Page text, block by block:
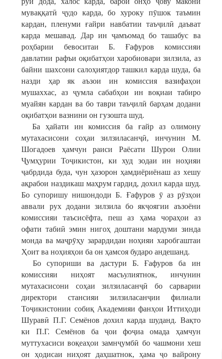
муваққатӣ ҷудо карда, бо хуроку пӯшок таъмин
кардан, пленуми ғайри навбатии таъҷилӣ даъват
карда мешавад. Дар ин ҷамъомад бо ташабус ва
роҳбарии бевоситаи Б. Ғафуров комиссияи
давлатии рафъи оқибатҳои харобиовари зилзила, аз
байни шахсони салоҳиятдор ташкил карда шуда, ба
назди ҳар як аъзои ин комиссия вазифаҳои
мушаххас, аз ҷумла сабабҳои ин воқиаи табиро
муайян кардан ва бо таври таъҷилӣ барҳам додани
оқибатҳои вазнини он гузошта шуд.
Ба ҳайати ин комиссия ба ғайр аз олимону
мутахасисони соҳаи зилзиласанҷӣ, инчунин М.
Шогадоев ҳамчун раиси Раёсати Шурои Олии
Ҷумҳурии Тоҷикистон, ки худ зодаи ин ноҳияи
ҷабрдида буда, чун ҳазорон ҳамдиёриёнаш аз хешу
ақрабои наздикаш маҳрум гардид, дохил карда шуд.
Бо супоришу нишондоди Б. Ғафуров ӯ аз рӯзҳои
аввали рух додани зилзила бо якҷоягии аъзоёни
комиссияи таъсисёфта, пеш аз ҳама чораҳои аз
офати табиӣ эмин нигоҳ доштани мардуми зинда
монда ва маҷрӯҳу зарардидаи ноҳияи харобгаштаи
Ҳоит ва ноҳияҳои ба он ҳамсоя бударо андешанд.
Бо супориши ва дастури Б. Ғафуров ба ин
комиссияи ниҳоят масъулиятнок, инчунин
мутахасисони соҳаи зилзиласанҷӣ бо сарварии
директори стансияи зилзиласанҷии филиали
Тоҷикистонии собиқ Академияи фанҳои Иттиҳоди
Шуравӣ П.Г. Семёнов дохил карда шуданд. Вақто
ки П.Г. Семёнов ба ҷои фоҷиа омада ҳамчун
муттухасиси воқеаҳои замнҷумбӣ бо чашмони хеш
он ҳодисаи ниҳоят даҳшатнок, ҳама ҷо вайрону